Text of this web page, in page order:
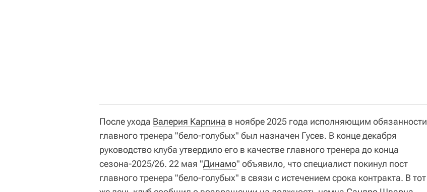
После ухода Валерия Карпина в ноябре 2025 года исполняющим обязанности
главного тренера "бело-голубых" был назначен Гусев. В конце декабря
руководство клуба утвердило его в качестве главного тренера до конца
сезона-2025/26. 22 мая "Динамо" объявило, что специалист покинул пост
главного тренера "бело-голубых" в связи с истечением срока контракта. В тот